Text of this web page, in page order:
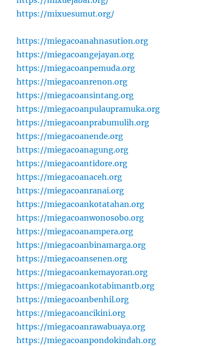
https://mixuesumut.org/
https://miegacoanahnasution.org
https://miegacoangejayan.org
https://miegacoanpemuda.org
https://miegacoanrenon.org
https://miegacoansintang.org
https://miegacoanpulaupramuka.org
https://miegacoanprabumulih.org
https://miegacoanende.org
https://miegacoanagung.org
https://miegacoantidore.org
https://miegacoanaceh.org
https://miegacoanranai.org
https://miegacoankotatahan.org
https://miegacoanwonosobo.org
https://miegacoanampera.org
https://miegacoanbinamarga.org
https://miegacoansenen.org
https://miegacoankemayoran.org
https://miegacoankotabimantb.org
https://miegacoanbenhil.org
https://miegacoancikini.org
https://miegacoanrawabuaya.org
https://miegacoanpondokindah.org